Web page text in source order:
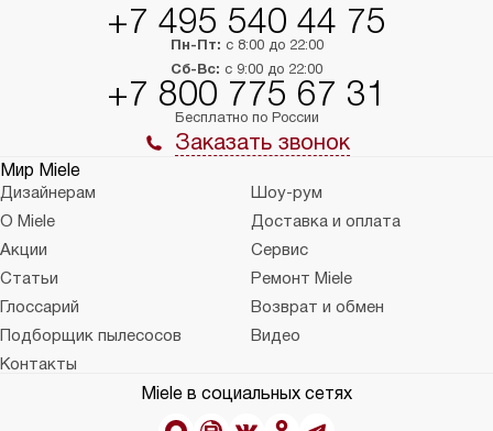
+7 495 540 44 75
Пн-Пт: с 8:00 до 22:00
Сб-Вс: с 9:00 до 22:00
+7 800 775 67 31
Бесплатно по России
Заказать звонок
Мир Miele
Дизайнерам
Шоу-рум
О Miele
Доставка и оплата
Акции
Сервис
Статьи
Ремонт Miele
Глоссарий
Возврат и обмен
Подборщик пылесосов
Видео
Контакты
Miele в социальных сетях